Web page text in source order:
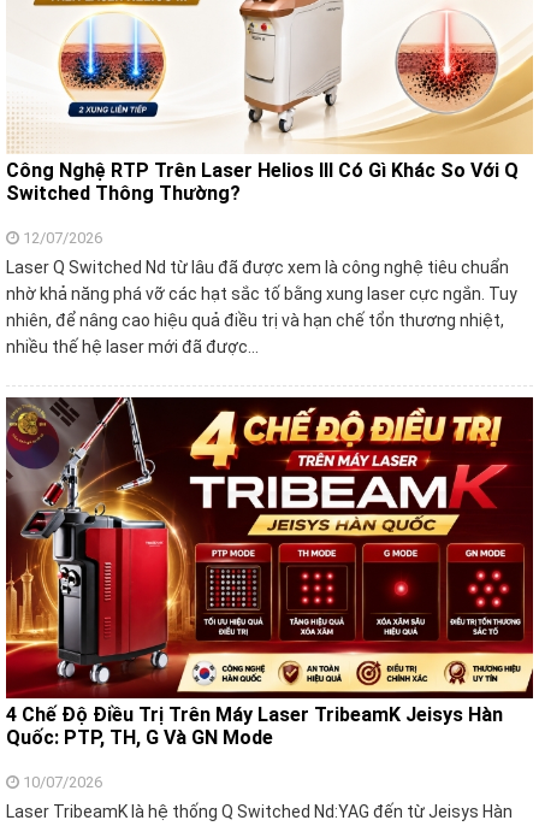
Công Nghệ RTP Trên Laser Helios III Có Gì Khác So Với Q
Switched Thông Thường?
12/07/2026
Laser Q Switched Nd từ lâu đã được xem là công nghệ tiêu chuẩn
nhờ khả năng phá vỡ các hạt sắc tố bằng xung laser cực ngắn. Tuy
nhiên, để nâng cao hiệu quả điều trị và hạn chế tổn thương nhiệt,
nhiều thế hệ laser mới đã được…
4 Chế Độ Điều Trị Trên Máy Laser TribeamK Jeisys Hàn
Quốc: PTP, TH, G Và GN Mode
10/07/2026
Laser TribeamK là hệ thống Q Switched Nd:YAG đến từ Jeisys Hàn